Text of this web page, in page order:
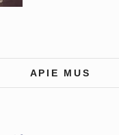
APIE MUS